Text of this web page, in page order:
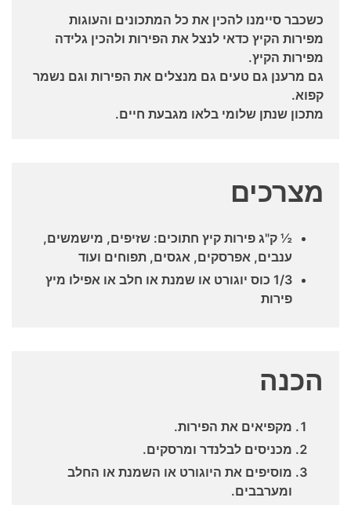
כשכבר סיימנו להכין את כל המתכונים והעוגות
מפירות הקיץ כדאי לנצל את הפירות ולהכין גלידה
מפירות הקיץ.
גם מרענן גם טעים גם מנצלים את הפירות וגם נשמר
קפוא.
מתכון שנתן שלומי בלאו מגבעת חיים.
מצרכים
½ ק"ג פירות קיץ חתוכים: שזיפים, מישמשים,
ענבים, אפרסקים, אגסים, תפוחים ועוד
1/3 כוס יוגורט או שמנת או חלב או אפילו מיץ
פירות
הכנה
מקפיאים את הפירות.
מכניסים לבלנדר ומרסקים.
מוסיפים את היוגורט או השמנת או החלב
ומערבבים.